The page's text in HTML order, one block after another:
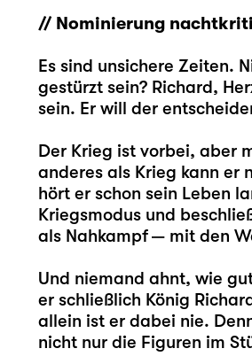
// Nominierung
Es sind unsichere Zeiten.
gestürzt sein? Richard,
sein. Er will der
Der Krieg ist vorbei, aber
anderes als Krieg kann er
hört er schon sein Leben
Kriegsmodus und
als Nahkampf — mit den
Und niemand ahnt, wie
er schließlich König
allein ist er dabei nie.
nicht nur die Figuren im